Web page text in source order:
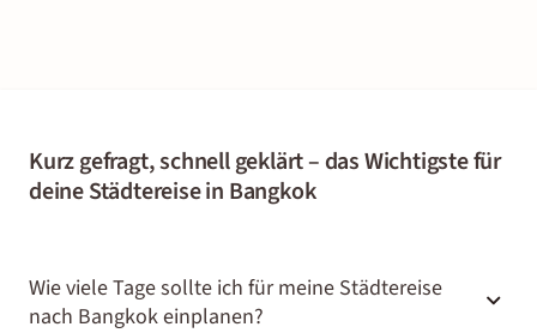
Kurz gefragt, schnell geklärt – das Wichtigste für
deine Städtereise in Bangkok
Wie viele Tage sollte ich für meine Städtereise
nach Bangkok einplanen?